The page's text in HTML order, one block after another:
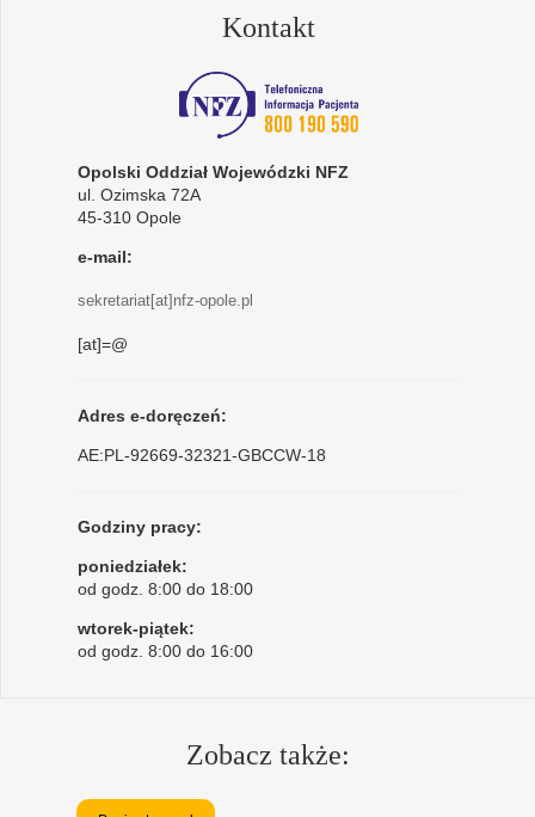
Kontakt
Opolski Oddział Wojewódzki NFZ
ul. Ozimska 72A
45-310 Opole
e-mail:
sekretariat[at]nfz-opole.pl
[at]=@
Adres e-doręczeń:
AE:PL-92669-32321-GBCCW-18
Godziny pracy:
poniedziałek:
od godz. 8:00 do 18:00
wtorek-piątek:
od godz. 8:00 do 16:00
Zobacz także: